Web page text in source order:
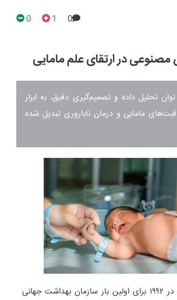
0
1
0
در ارتقای علم مامایی
تحلیل داده و تصمیم‌گیری دقیق، به ابزار
مامایی و درمان ناباروری تبدیل شده
؛ در ۱۹۹۲ برای اولین بار سازمان بهداشت جهانی